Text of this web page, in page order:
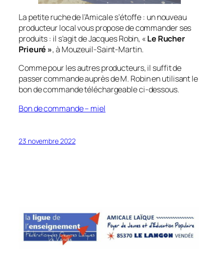
La petite ruche de l’Amicale s’étoffe : un nouveau
producteur local vous propose de commander ses
produits : il s’agit de Jacques Robin, «Le Rucher
Prieuré », à Mouzeuil-Saint-Martin.
Comme pour les autres producteurs, il suffit de
passer commande auprès de M. Robin en utilisant le
bon de commande téléchargeable ci-dessous.
Bon de commande – miel
23 novembre 2022